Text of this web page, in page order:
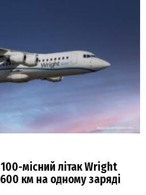
місний літак Wright
км на одному заряді